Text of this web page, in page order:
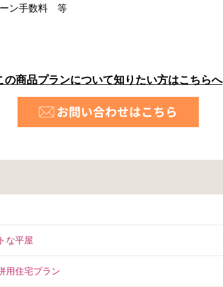
ーン手数料 等
の商品プランについて知りたい方はこちらへ
な平屋
用住宅プラン